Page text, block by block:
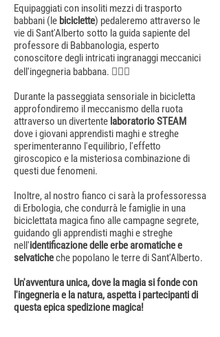
Equipaggiati con insoliti mezzi di trasporto
babbani (le biciclette) pedaleremo attraverso le
vie di Sant'Alberto sotto la guida sapiente del
professore di Babbanologia, esperto
conoscitore degli intricati ingranaggi meccanici
dell'ingegneria babbana. 🧙🏻‍♂️
Durante la passeggiata sensoriale in bicicletta
approfondiremo il meccanismo della ruota
attraverso un divertente laboratorio STEAM
dove i giovani apprendisti maghi e streghe
sperimenteranno l'equilibrio, l'effetto
giroscopico e la misteriosa combinazione di
questi due fenomeni.
Inoltre, al nostro fianco ci sarà la professoressa
di Erbologia, che condurrà le famiglie in una
biciclettata magica fino alle campagne segrete,
guidando gli apprendisti maghi e streghe
nell'identificazione delle erbe aromatiche e
selvaticheche popolano le terre di Sant'Alberto.
Un'avventura unica, dove la magia si fonde con
l'ingegneria e la natura, aspetta i partecipanti di
questa epica spedizione magica!